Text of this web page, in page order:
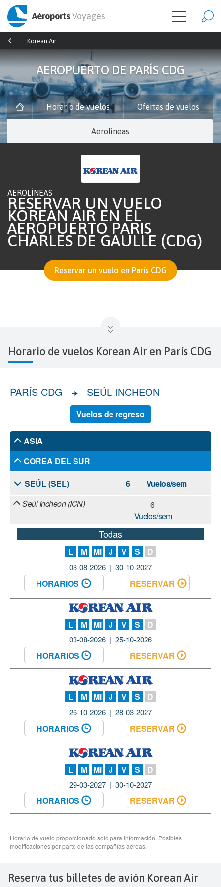
AéroportsVoyages
Korean Air
AEROPUERTO DE PARÍS CDG
Horario de vuelos Ofertas de vuelos
Aerolíneas
AEROLÍNEAS
RESERVAR UN VUELO
KOREAN AIR EN EL
AEROPUERTO PARIS
CHARLES DE GAULLE (CDG)
Reservar un vuelo en París CDG
Horario de vuelos Korean Air en París CDG
Reserva tus billetes de avión Korean Air